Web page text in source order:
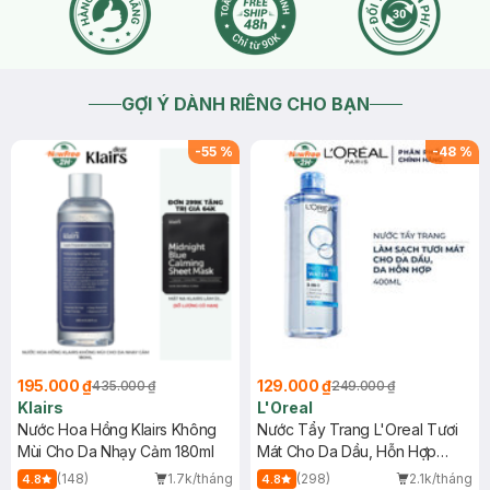
GỢI Ý DÀNH RIÊNG CHO BẠN
-55 %
195.000 ₫435.000 ₫
Klairs
Nước Hoa Hồng Klairs Không
Mùi Cho Da Nhạy Cảm 180ml
4.8 (148)
1.7k/tháng
-48 %
129.000 ₫249.000 ₫
L'Oreal
Nước Tẩy Trang L'Oreal Tươi
Mát Cho Da Dầu, Hỗn Hợp
400ml
4.8 (298)
2.1k/tháng